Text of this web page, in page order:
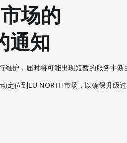
场的
通知
维护，届时将可能出现短暂的服务中断
定位到EU NORTH市场，以确保升级